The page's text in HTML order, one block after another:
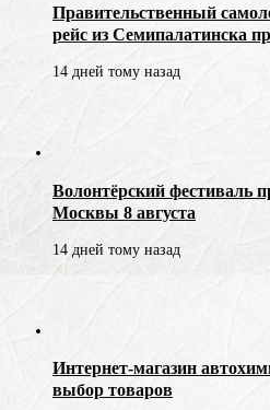
Правительственный
рейс из Семипалатинска
14 дней тому назад
Волонтёрский фестиваль
Москвы 8 августа
14 дней тому назад
Интернет-магазин
выбор товаров